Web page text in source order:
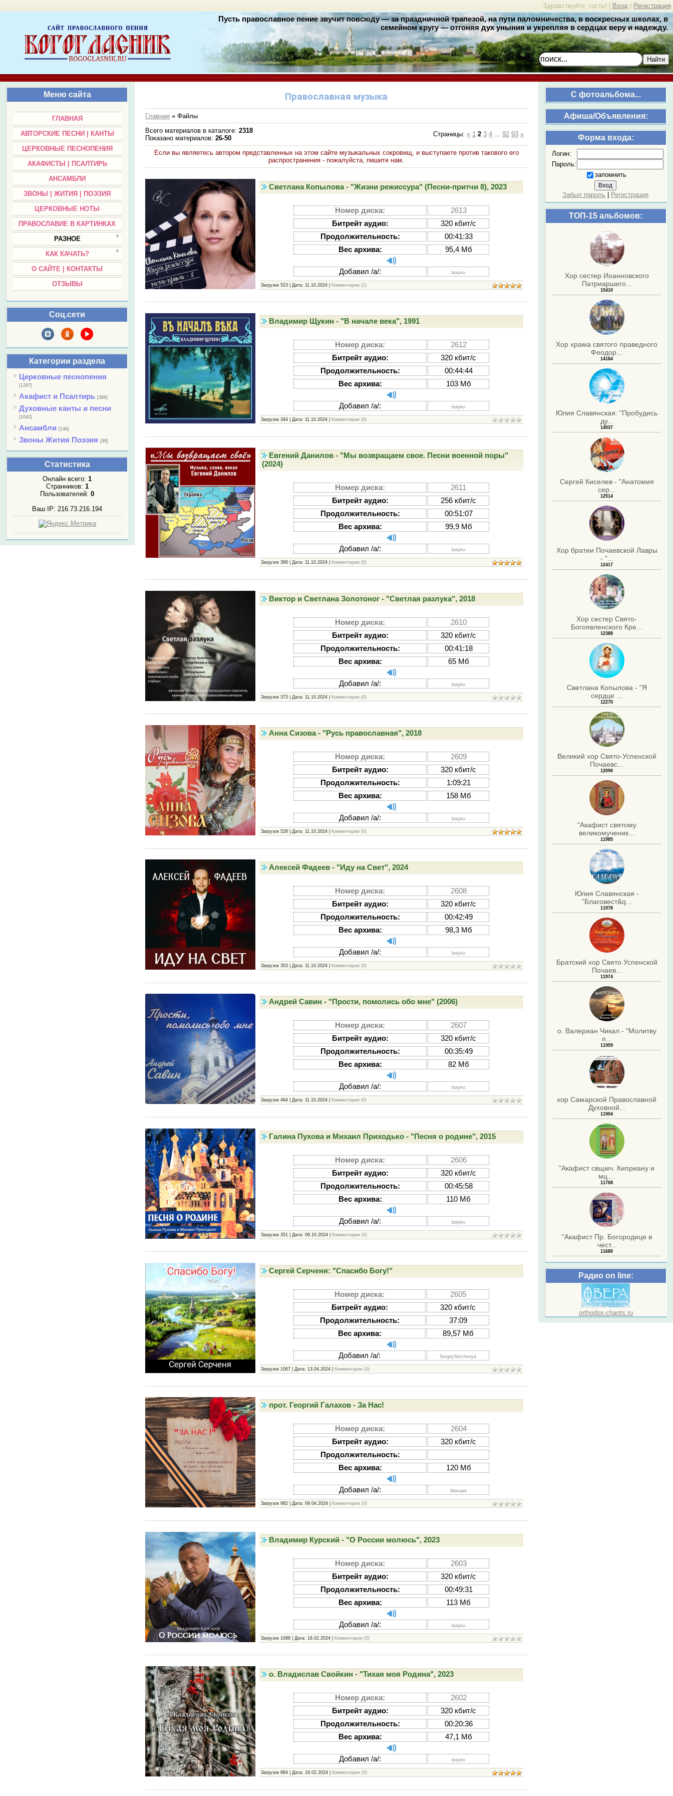
Здравствуйте, гость! | Вход Регистрация
Пусть православное пение звучит повсюду — за праздничной трапезой, на пути паломничества, в воскресных школах, в
семейном кругу — отгоняя дух уныния и укрепляя в сердцах веру и надежду.
Найти
Меню сайта
ГЛАВНАЯ
АВТОРСКИЕ ПЕСНИ | КАНТЫ
ЦЕРКОВНЫЕ ПЕСНОПЕНИЯ
АКАФИСТЫ | ПСАЛТИРЬ
АНСАМБЛИ
ЗВОНЫ | ЖИТИЯ | ПОЭЗИЯ
ЦЕРКОВНЫЕ НОТЫ
ПРАВОСЛАВИЕ В КАРТИНКАХ
РАЗНОЕ
КАК КАЧАТЬ?
О САЙТЕ | КОНТАКТЫ
ОТЗЫВЫ
Соц.сети
Категории раздела
Церковные песнопения
[1287]
Акафист и Псалтирь [366]
Духовные канты и песни
[1042]
Ансамбли [146]
Звоны Жития Поэзия [99]
Статистика
Онлайн всего:1
Странников: 1
Пользователей:0
Ваш IP: 216.73.216.194
C фотоальбома...
Афиша/Объявления:
Форма входа:
Логин:
Пароль:
запомнить
Забыл пароль Регистрация
ТОП-15 альбомов:
Хор сестер Иоанновского
Патриаршего...
15410
Хор храма святого праведного
Феодор...
14184
Юлия Славянская: "Пробудись
ду...
14037
Сергей Киселев - "Анатомия
сер...
12514
Хор братии Почаевской Лавры
- "...
12417
Хор сестер Свято-
Богоявленского Кре...
12388
Светлана Копылова - "Я
сердце ...
12270
Великий хор Свято-Успенской
Почаевс...
12090
"Акафист святому
великомученик...
11985
Юлия Славянская -
"Благовест&q...
11978
Братский хор Свято Успенской
Почаев...
11974
о. Валериан Чикал - "Молитву
п...
11959
хор Самарской Православной
Духовной...
11904
"Акафист свщмч. Киприану и
мц....
11768
"Акафист Пр. Богородице в
чест...
11680
Радио on line:
orthodox-chants.ru
Православная музыка
Главная »Файлы
Всего материалов в каталоге:2318
Показано материалов:26-50
Страницы:« 1 2 3 4 92 93 »
Если вы являетесь автором представленных на этом сайте музыкальных сокровищ, и выступаете против такового его
распространения - пожалуйста, пишите нам.
Светлана Копылова - "Жизни режиссура" (Песни-притчи 8), 2023
Номер диска:
2613
Битрейт аудио:
320 кбит/с
Продолжительность:
00:41:33
Вес архива:
95,4 Мб
Добавил /а/: boiyko
Загрузок 523 | Дата:11.10.2024 Комментарии (1)
Владимир Щукин - "В начале века", 1991
Номер диска:
2612
Битрейт аудио:
320 кбит/с
Продолжительность:
00:44:44
Вес архива:
103 Мб
Добавил /а/: boiyko
Загрузок 344 | Дата:11.10.2024 Комментарии (0)
Евгений Данилов - "Мы возвращаем свое. Песни военной поры"
(2024)
Номер диска:
2611
Битрейт аудио:
256 кбит/с
Продолжительность:
00:51:07
Вес архива:
99,9 Мб
Добавил /а/: boiyko
Загрузок 366 | Дата:11.10.2024 Комментарии (0)
Виктор и Светлана Золотоног - "Светлая разлука", 2018
Номер диска:
2610
Битрейт аудио:
320 кбит/с
Продолжительность:
00:41:18
Вес архива:
65 Мб
Добавил /а/: boiyko
Загрузок 373 | Дата:11.10.2024 Комментарии (0)
Анна Сизова - "Русь православная", 2018
Номер диска:
2609
Битрейт аудио:
320 кбит/с
Продолжительность:
1:09:21
Вес архива:
158 Мб
Добавил /а/: boiyko
Загрузок 528 | Дата:11.10.2024 Комментарии (0)
Алексей Фадеев - "Иду на Свет", 2024
Номер диска:
2608
Битрейт аудио:
320 кбит/с
Продолжительность:
00:42:49
Вес архива:
98,3 Мб
Добавил /а/: boiyko
Загрузок 353 | Дата:11.10.2024 Комментарии (0)
Андрей Савин - "Прости, помолись обо мне" (2006)
Номер диска:
2607
Битрейт аудио:
320 кбит/с
Продолжительность:
00:35:49
Вес архива:
82 Мб
Добавил /а/: boiyko
Загрузок 464 | Дата:11.10.2024 Комментарии (0)
Галина Пухова и Михаил Приходько - "Песня о родине", 2015
Номер диска:
2606
Битрейт аудио:
320 кбит/с
Продолжительность:
00:45:58
Вес архива:
110 Мб
Добавил /а/: boiyko
Загрузок 351 | Дата:06.10.2024 Комментарии (0)
Сергей Серченя: "Спасибо Богу!"
Номер диска:
2605
Битрейт аудио:
320 кбит/с
Продолжительность:
37:09
Вес архива:
89,57 Мб
Добавил /а/: SergeySerchenya
Загрузок 1067 | Дата:13.04.2024 Комментарии (0)
прот. Георгий Галахов - За Нас!
Номер диска:
2604
Битрейт аудио:
320 кбит/с
Продолжительность:
Вес архива:
120 Мб
Добавил /а/: Михаил
Загрузок 982 | Дата:09.04.2024 Комментарии (0)
Владимир Курский - "О России молюсь", 2023
Номер диска:
2603
Битрейт аудио:
320 кбит/с
Продолжительность:
00:49:31
Вес архива:
113 Мб
Добавил /а/: boiyko
Загрузок 1086 | Дата:16.02.2024 Комментарии (0)
о. Владислав Свойкин - "Тихая моя Родина", 2023
Номер диска:
2602
Битрейт аудио:
320 кбит/с
Продолжительность:
00:20:36
Вес архива:
47,1 Мб
Добавил /а/: boiyko
Загрузок 884 | Дата:16.02.2024 Комментарии (0)